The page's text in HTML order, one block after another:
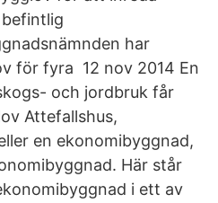
har
för fyra 12 nov 2014 En
och jordbruk får
Attefallshus,
en ekonomibyggnad,
Här står
i ett av